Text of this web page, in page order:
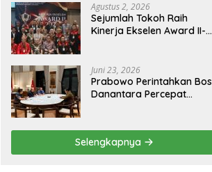
Agustus 2, 2026
Sejumlah Tokoh Raih
Kinerja Ekselen Award II-
Juni 23, 2026
Prabowo Perintahkan Bos
Danantara Percepat
Ekonomi Baru
Selengkapnya